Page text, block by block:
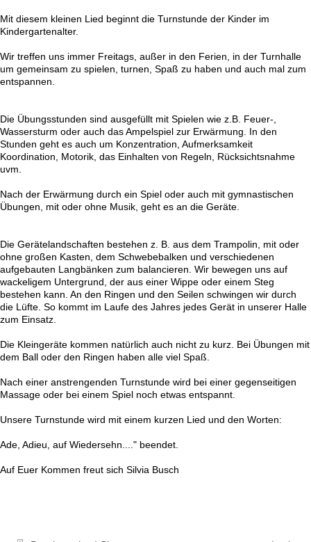
Mit diesem kleinen Lied beginnt die Turnstunde der Kinder im
Kindergartenalter.
Wir treffen uns immer Freitags, außer in den Ferien, in der Turnhalle
um gemeinsam zu spielen, turnen, Spaß zu haben und auch mal zum
entspannen.
Die Übungsstunden sind ausgefüllt mit Spielen wie z.B. Feuer-,
Wassersturm oder auch das Ampelspiel zur Erwärmung. In den
Stunden geht es auch um Konzentration, Aufmerksamkeit
Koordination, Motorik, das Einhalten von Regeln, Rücksichtsnahme
uvm.
Nach der Erwärmung durch ein Spiel oder auch mit gymnastischen
Übungen, mit oder ohne Musik, geht es an die Geräte.
Die Gerätelandschaften bestehen z. B. aus dem Trampolin, mit oder
ohne großen Kasten, dem Schwebebalken und verschiedenen
aufgebauten Langbänken zum balancieren. Wir bewegen uns auf
wackeligem Untergrund, der aus einer Wippe oder einem Steg
bestehen kann. An den Ringen und den Seilen schwingen wir durch
die Lüfte. So kommt im Laufe des Jahres jedes Gerät in unserer Halle
zum Einsatz.
Die Kleingeräte kommen natürlich auch nicht zu kurz. Bei Übungen mit
dem Ball oder den Ringen haben alle viel Spaß.
Nach einer anstrengenden Turnstunde wird bei einer gegenseitigen
Massage oder bei einem Spiel noch etwas entspannt.
Unsere Turnstunde wird mit einem kurzen Lied und den Worten:
Ade, Adieu, auf Wiedersehn...." beendet.
Auf Euer Kommen freut sich Silvia Busch